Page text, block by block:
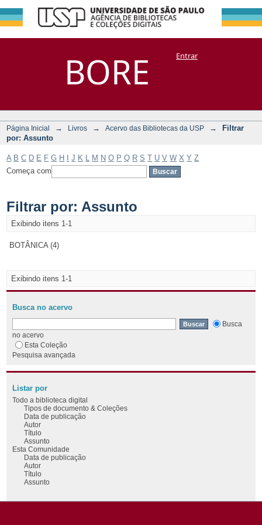
BORE
Filtrar por:
Assunto
DSpace/Manakin + CoriscoEntrar
Página Inicial → Livros → Acervo das Bibliotecas da USP →
Filtrar
por: Assunto
A B C D E F G H J K M N O P Q R S T U V W X Y Z
Começa com
Filtrar por: Assunto
Exibindo itens 1-1
BOTÂNICA (4)
Exibindo itens 1-1
Busca no acervo
Busca
no acervo
Esta Coleção
Pesquisa avançada
Listar por
Todo a biblioteca digital
Tipos de documento & Coleções
Data de publicação
Autor
Título
Assunto
Esta Comunidade
Data de publicação
Autor
Título
Assunto